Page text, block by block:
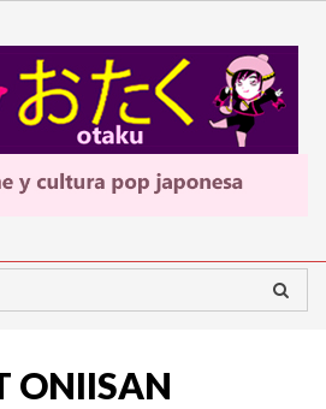
ONIISAN